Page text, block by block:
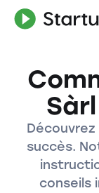
succès.
conseils